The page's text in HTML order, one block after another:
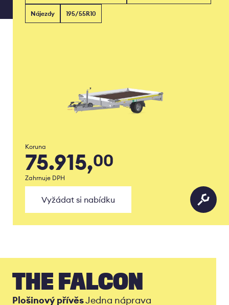
Nájezdy 195/55R10
Koruna
75.915,00
Zahrnuje DPH
Vyžádat si nabídku
THE FALCON
Plošinový přívěsJedna náprava